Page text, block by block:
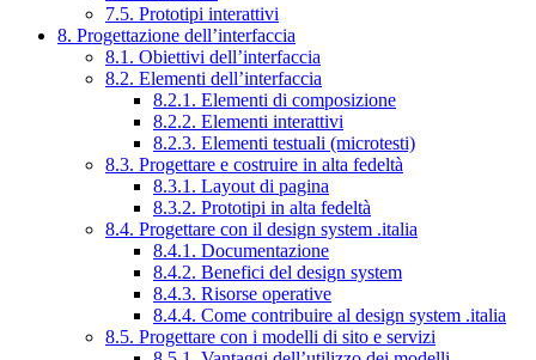
7.5. Prototipi interattivi
8. Progettazione dell’interfaccia
8.1. Obiettivi dell’interfaccia
8.2. Elementi dell’interfaccia
8.2.1. Elementi di composizione
8.2.2. Elementi interattivi
8.2.3. Elementi testuali (microtesti)
8.3. Progettare e costruire in alta fedeltà
8.3.1. Layout di pagina
8.3.2. Prototipi in alta fedeltà
8.4. Progettare con il design system .italia
8.4.1. Documentazione
8.4.2. Benefici del design system
8.4.3. Risorse operative
8.4.4. Come contribuire al design system .italia
8.5. Progettare con i modelli di sito e servizi